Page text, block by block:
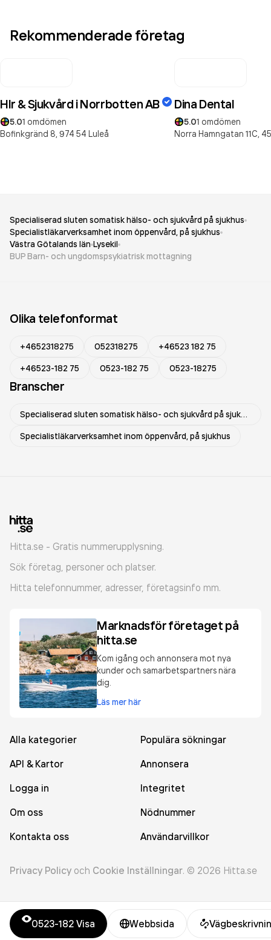
0523-182 Visa Webbsida
Rekommenderade företag
Hlr & Sjukvård i Norrbotten AB
5.01 omdömen
Bofinkgränd 8, 974 54 Luleå
Dina Dental
5.01 omdömen
Norra Hamngatan 11C,
Specialiserad sluten somatisk hälso- och sjukvård på sjukhus
Specialistläkarverksamhet inom öppenvård, på sjukhus
Västra Götalands län Lysekil
BUP Barn- och ungdomspsykiatrisk mottagning
Olika telefonformat
+4652318275 052318275
+46523 182 75
+46523-182 75
0523-182 75 0523-18275
Branscher
Specialiserad sluten somatisk hälso- och sjukvård på sjukhus
Specialistläkarverksamhet inom öppenvård, på sjukhus
Hitta.se - Gratis nummerupplysning.
Sök företag, personer och platser.
Hitta telefonnummer, adresser, företagsinfo mm.
Marknadsför företaget på
hitta.se
Kom igång och annonsera mot nya
kunder och samarbetspartners nära
dig.
Läs mer här
Alla kategorier
Populära sökningar
API & Kartor
Annonsera
Logga in
Integritet
Om oss
Nödnummer
Kontakta oss
Användarvillkor
Privacy Policy och Cookie Inställningar. © 2026 Hitta.se